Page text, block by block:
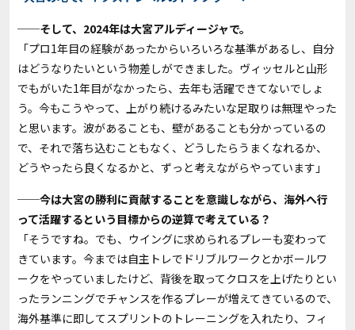
──そして、2024年は大宮アルディージャで。
「プロ1年目の経験があったからいろいろな基準があるし、自分
はどうなりたいという物差しができました。ヴィッセルと山形
でもがいた1年目がなかったら、去年も活躍できてないでしょ
う。今もこうやって、上がり続けるみたいな足取りは無理やった
と思います。波があることも、壁があることも分かっているの
で、それで落ち込むこともなく、どうしたらうまくなれるか、
どうやったら良くなるかと、ずっと考えながらやっています」
──今は大宮の勝利に貢献することを意識しながら、海外へ行
って活躍するという目標からの逆算で考えている？
「そうですね。でも、ウイングに求められるプレーも変わって
きています。今までは自主トレでドリブルワークとかボールワ
ークをやっていましたけど、背後を取ってクロスを上げたりとい
ったランニングでチャンスを作るプレーが増えてきているので、
海外基準に即してスプリントのトレーニングを入れたり、フィ